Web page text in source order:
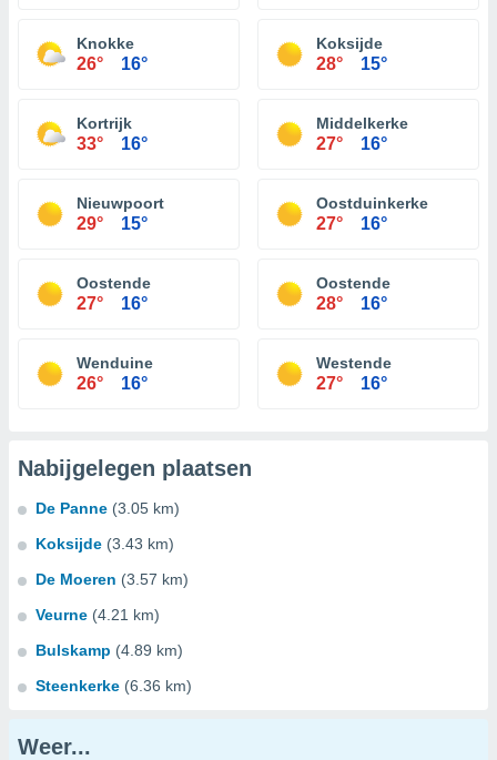
Knokke
26° 16°
Koksijde
28° 15°
Kortrijk
33° 16°
Middelkerke
27° 16°
Nieuwpoort
29° 15°
Oostduinkerke
27° 16°
Oostende
27° 16°
Oostende
28° 16°
Wenduine
26° 16°
Westende
27° 16°
Nabijgelegen plaatsen
De Panne (3.05 km)
Koksijde (3.43 km)
De Moeren (3.57 km)
Veurne (4.21 km)
Bulskamp (4.89 km)
Steenkerke (6.36 km)
Weer...